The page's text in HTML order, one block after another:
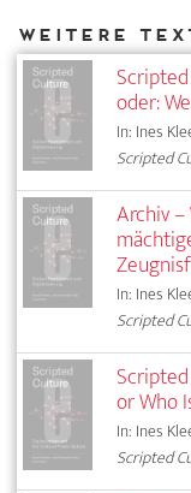
oder:
In: Ines
Scripted
Archiv
In: Ines
Scripted
or Who
In: Ines
Scripted